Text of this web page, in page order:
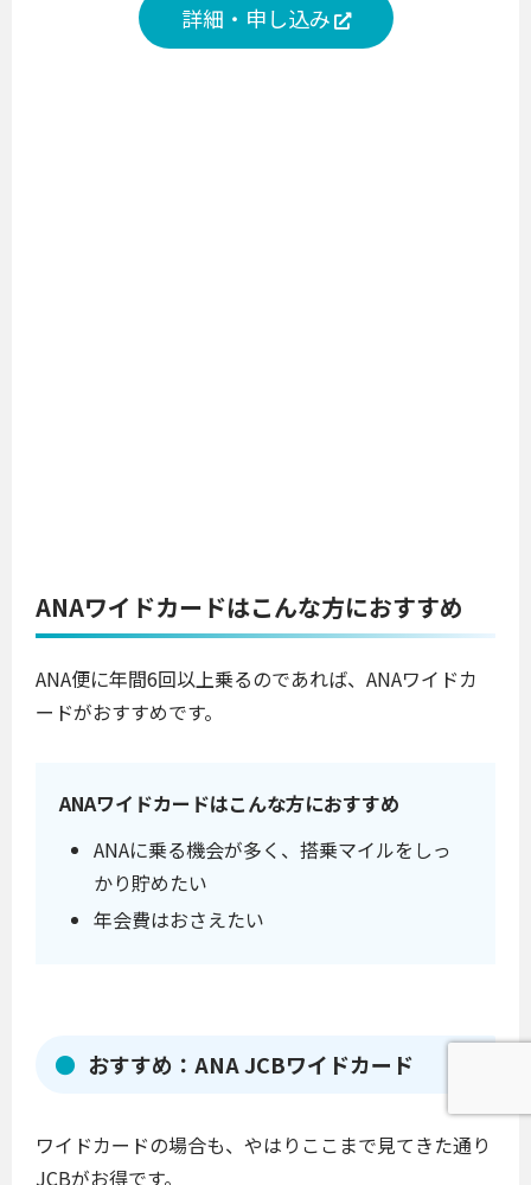
詳細・申し込み
ANAワイドカードはこんな方におすすめ
ANA便に年間6回以上乗るのであれば、ANAワイドカ
ードがおすすめです。
ANAワイドカードはこんな方におすすめ
ANAに乗る機会が多く、搭乗マイルをしっ
かり貯めたい
年会費はおさえたい
おすすめ：ANA JCBワイドカード
ワイドカードの場合も、やはりここまで見てきた通り
JCBがお得です。